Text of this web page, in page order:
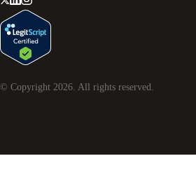
© Copyright 2026 . All rights reserved.